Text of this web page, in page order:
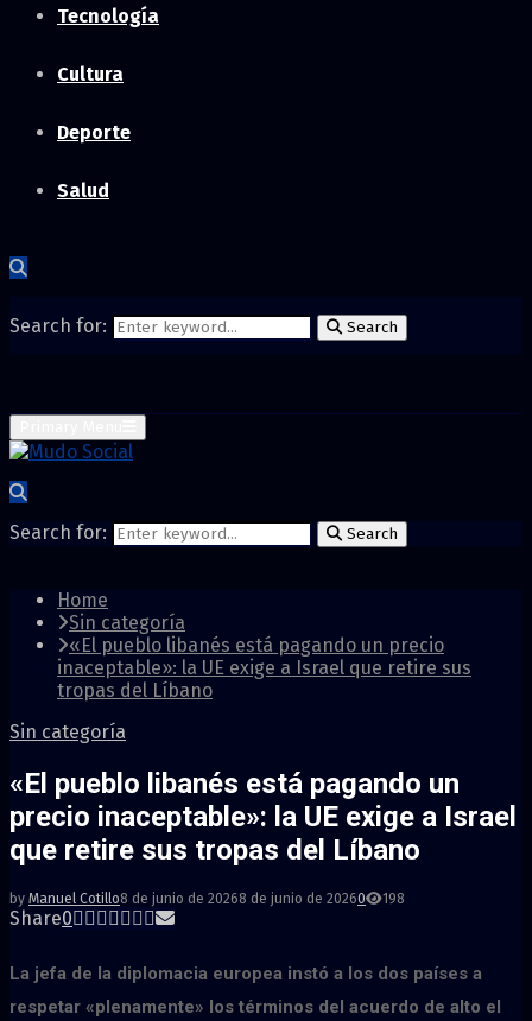
Tecnología
Cultura
Deporte
Salud
Search for: Search
Search for: Search
Home
Sin categoría
«El pueblo libanés está pagando un precio
inaceptable»: la UE exige a Israel que retire sus
tropas del Líbano
Sin categoría
«El pueblo libanés está pagando un
precio inaceptable»: la UE exige a Israel
que retire sus tropas del Líbano
by Manuel Cotillo8 de junio de 20268 de junio de 20260 198
Share0
La jefa de la diplomacia europea instó a los dos países a
respetar «plenamente» los términos del acuerdo de alto el